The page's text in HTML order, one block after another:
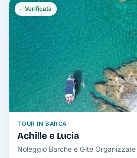
TOUR IN BARCA
Achille e Lucia
Noleggio Barche e Gite Organizzate
Verificata